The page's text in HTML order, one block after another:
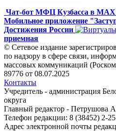
Чат-бот МФЦ Кузбасса в MAX
Мобильное приложение
Достижения России
приемная
© Сетевое издание
по надзору в сфере связи,
массовых коммуникаций
89776 от 08.07.2025
Контакты
Учредитель - администрация
округа
Главный редактор - Петрушова
Телефон редакции: 8 (38452) 2-
Адрес электронной почты